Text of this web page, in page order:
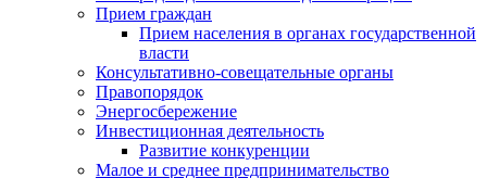
Прием граждан
Прием населения в органах государственной
власти
Консультативно-совещательные органы
Правопорядок
Энергосбережение
Инвестиционная деятельность
Развитие конкуренции
Малое и среднее предпринимательство